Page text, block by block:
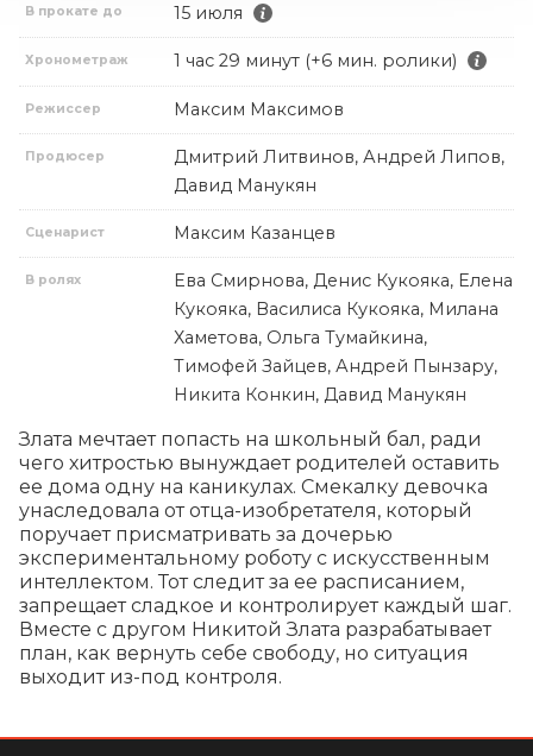
В прокате до 15 июля
Хронометраж 1 час 29 минут (+6 мин. ролики)
Режиссер Максим Максимов
Продюсер
Дмитрий Литвинов, Андрей Липов,
Давид Манукян
Сценарист Максим Казанцев
В ролях
Ева Смирнова, Денис Кукояка, Елена
Кукояка, Василиса Кукояка, Милана
Хаметова, Ольга Тумайкина,
Тимофей Зайцев, Андрей Пынзару,
Никита Конкин, Давид Манукян
Злата мечтает попасть на школьный бал, ради
чего хитростью вынуждает родителей оставить
ее дома одну на каникулах. Смекалку девочка
унаследовала от отца-изобретателя, который
поручает присматривать за дочерью
экспериментальному роботу с искусственным
интеллектом. Тот следит за ее расписанием,
запрещает сладкое и контролирует каждый шаг.
Вместе с другом Никитой Злата разрабатывает
план, как вернуть себе свободу, но ситуация
выходит из-под контроля.